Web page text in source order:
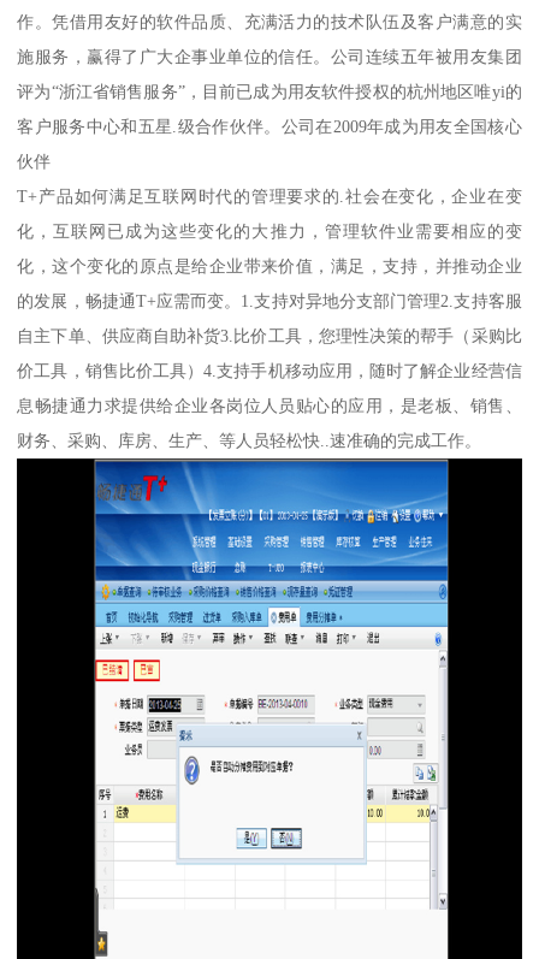
作。凭借用友好的软件品质、充满活力的技术队伍及客户满意的实
施服务，赢得了广大企事业单位的信任。公司连续五年被用友集团
评为“浙江省销售服务”，目前已成为用友软件授权的杭州地区唯yi的
客户服务中心和五星.级合作伙伴。公司在2009年成为用友全国核心
伙伴
T+产品如何满足互联网时代的管理要求的.社会在变化，企业在变
化，互联网已成为这些变化的大推力，管理软件业需要相应的变
化，这个变化的原点是给企业带来价值，满足，支持，并推动企业
的发展，畅捷通T+应需而变。1.支持对异地分支部门管理2.支持客服
自主下单、供应商自助补货3.比价工具，您理性决策的帮手（采购比
价工具，销售比价工具）4.支持手机移动应用，随时了解企业经营信
息畅捷通力求提供给企业各岗位人员贴心的应用，是老板、销售、
财务、采购、库房、生产、等人员轻松快..速准确的完成工作。